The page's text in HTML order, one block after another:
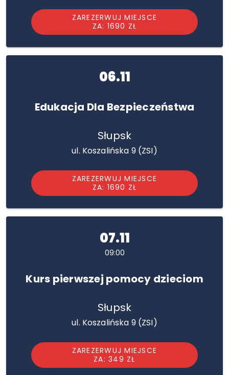
ZAREZERWUJ MIEJSCE
ZA: 1690 ZŁ
06.11
Edukacja Dla Bezpieczeństwa
Słupsk
ul. Koszalińska 9 (ZSI)
ZAREZERWUJ MIEJSCE
ZA: 1690 ZŁ
07.11
09:00
Kurs pierwszej pomocy dzieciom
Słupsk
ul. Koszalińska 9 (ZSI)
ZAREZERWUJ MIEJSCE
ZA: 349 ZŁ